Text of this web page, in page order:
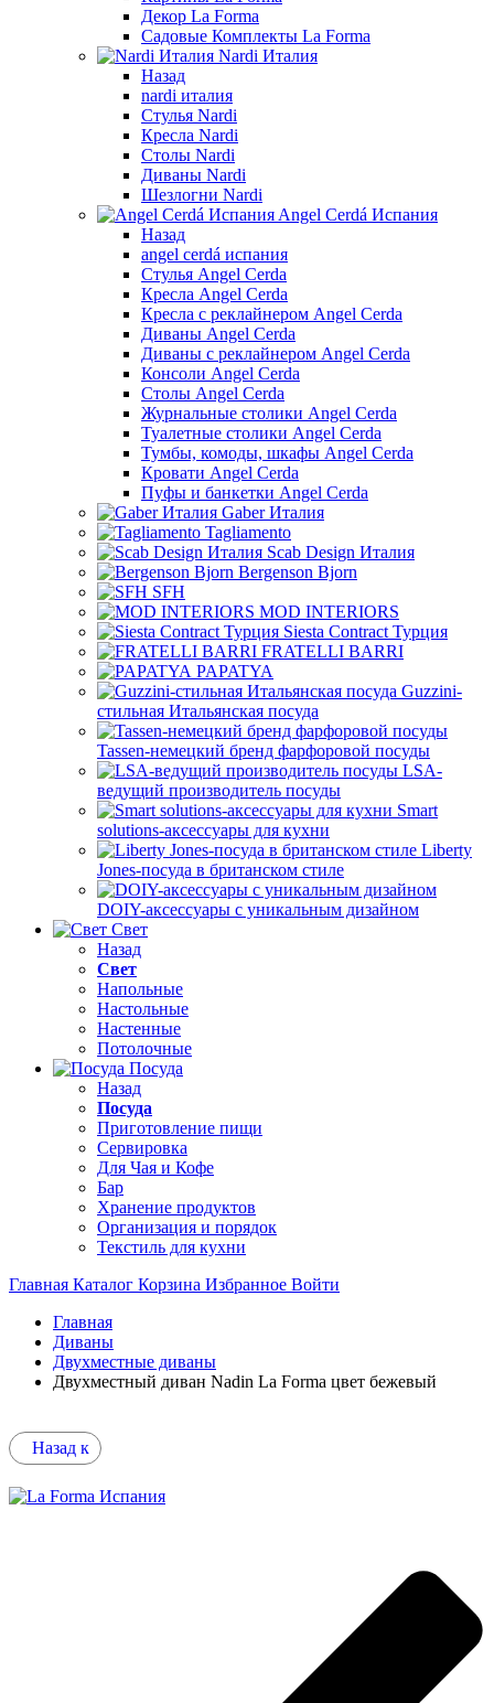
Декор La Forma
Садовые Комплекты La Forma
Nardi Италия
Назад
nardi италия
Стулья Nardi
Кресла Nardi
Столы Nardi
Диваны Nardi
Шезлогни Nardi
Angel Cerdá Испания
Назад
angel cerdá испания
Стулья Angel Cerda
Кресла Angel Cerda
Кресла с реклайнером Angel Cerda
Диваны Angel Cerda
Диваны с реклайнером Angel Cerda
Консоли Angel Cerda
Столы Angel Cerda
Журнальные столики Angel Cerda
Туалетные столики Angel Cerda
Тумбы, комоды, шкафы Angel Cerda
Кровати Angel Cerda
Пуфы и банкетки Angel Cerda
Gaber Италия
Tagliamento
Scab Design Италия
Bergenson Bjorn
SFH
MOD INTERIORS
Siesta Contract Турция
FRATELLI BARRI
PAPATYA
Guzzini-
стильная Итальянская посуда
Tassen-немецкий бренд фарфоровой посуды
LSA-
ведущий производитель посуды
Smart
solutions-аксессуары для кухни
Liberty
Jones-посуда в британском стиле
DOIY-аксессуары с уникальным дизайном
Свет
Назад
Свет
Напольные
Настольные
Настенные
Потолочные
Посуда
Назад
Посуда
Приготовление пищи
Сервировка
Для Чая и Кофе
Бар
Хранение продуктов
Организация и порядок
Текстиль для кухни
Главная Каталог Корзина Избранное Войти
Главная
Диваны
Двухместные диваны
Двухместный диван Nadin La Forma цвет бежевый
Назад к